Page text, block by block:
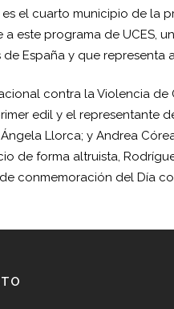
es el cuarto municipio de la
a este programa de UCES,
de España y que representa
contra la Violencia de
edil y el representante
Llorca; y Andrea
de forma altruista,
conmemoración del Día